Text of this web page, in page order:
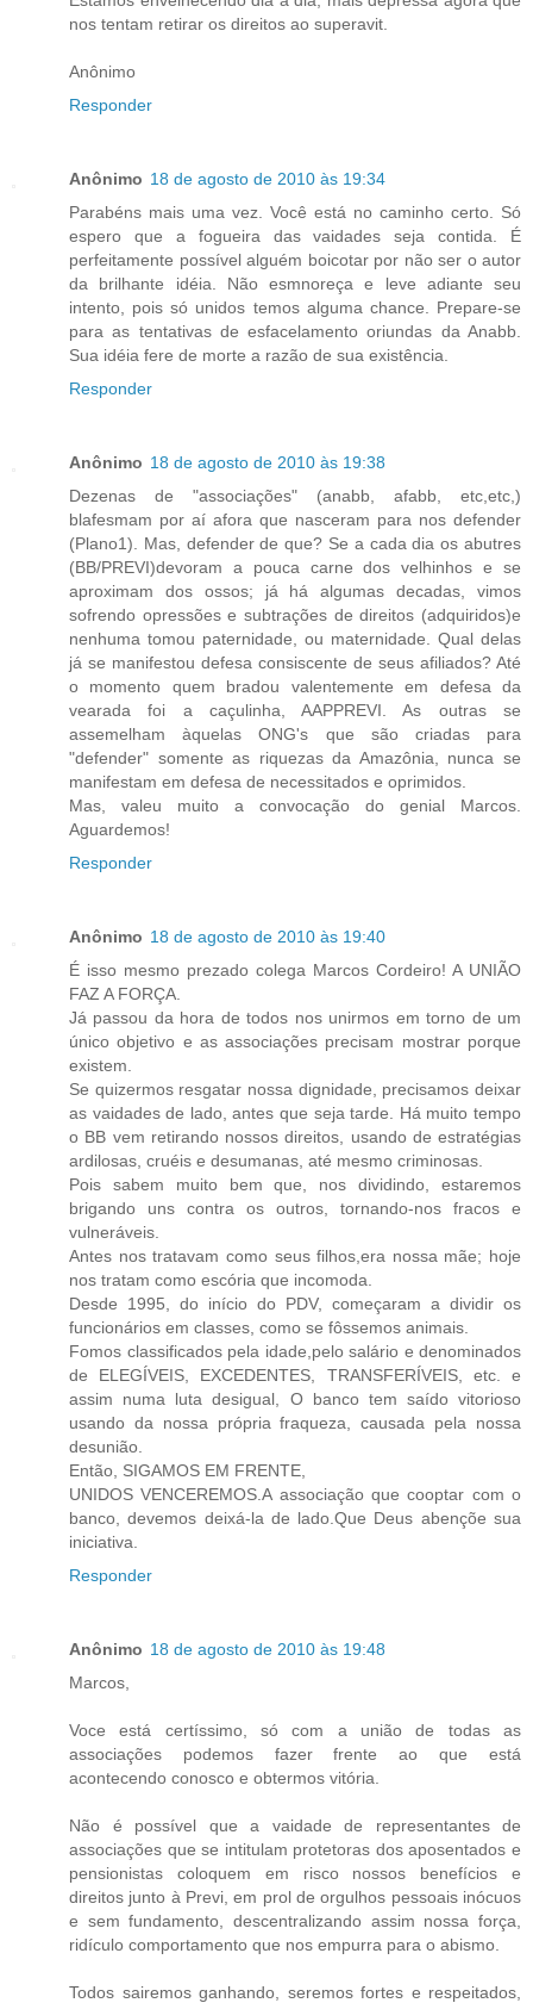
nos tentam retirar os direitos ao superavit.
Anônimo
Responder
Anônimo 18 de agosto de 2010 às 19:34
Parabéns mais uma vez. Você está no caminho certo. Só
espero que a fogueira das vaidades seja contida. É
perfeitamente possível alguém boicotar por não ser o autor
da brilhante idéia. Não esmnoreça e leve adiante seu
intento, pois só unidos temos alguma chance. Prepare-se
para as tentativas de esfacelamento oriundas da Anabb.
Sua idéia fere de morte a razão de sua existência.
Responder
Anônimo 18 de agosto de 2010 às 19:38
Dezenas de "associações" (anabb, afabb, etc,etc,)
blafesmam por aí afora que nasceram para nos defender
(Plano1). Mas, defender de que? Se a cada dia os abutres
(BB/PREVI)devoram a pouca carne dos velhinhos e se
aproximam dos ossos; já há algumas decadas, vimos
sofrendo opressões e subtrações de direitos (adquiridos)e
nenhuma tomou paternidade, ou maternidade. Qual delas
já se manifestou defesa consiscente de seus afiliados? Até
o momento quem bradou valentemente em defesa da
vearada foi a caçulinha, AAPPREVI. As outras se
assemelham àquelas ONG's que são criadas para
"defender" somente as riquezas da Amazônia, nunca se
manifestam em defesa de necessitados e oprimidos.
Mas, valeu muito a convocação do genial Marcos.
Aguardemos!
Responder
Anônimo 18 de agosto de 2010 às 19:40
É isso mesmo prezado colega Marcos Cordeiro! A UNIÃO
FAZ A FORÇA.
Já passou da hora de todos nos unirmos em torno de um
único objetivo e as associações precisam mostrar porque
existem.
Se quizermos resgatar nossa dignidade, precisamos deixar
as vaidades de lado, antes que seja tarde. Há muito tempo
o BB vem retirando nossos direitos, usando de estratégias
ardilosas, cruéis e desumanas, até mesmo criminosas.
Pois sabem muito bem que, nos dividindo, estaremos
brigando uns contra os outros, tornando-nos fracos e
vulneráveis.
Antes nos tratavam como seus filhos,era nossa mãe; hoje
nos tratam como escória que incomoda.
Desde 1995, do início do PDV, começaram a dividir os
funcionários em classes, como se fôssemos animais.
Fomos classificados pela idade,pelo salário e denominados
de ELEGÍVEIS, EXCEDENTES, TRANSFERÍVEIS, etc. e
assim numa luta desigual, O banco tem saído vitorioso
usando da nossa própria fraqueza, causada pela nossa
desunião.
Então, SIGAMOS EM FRENTE,
UNIDOS VENCEREMOS.A associação que cooptar com o
banco, devemos deixá-la de lado.Que Deus abençõe sua
iniciativa.
Responder
Anônimo 18 de agosto de 2010 às 19:48
Marcos,
Voce está certíssimo, só com a união de todas as
associações podemos fazer frente ao que está
acontecendo conosco e obtermos vitória.
Não é possível que a vaidade de representantes de
associações que se intitulam protetoras dos aposentados e
pensionistas coloquem em risco nossos benefícios e
direitos junto à Previ, em prol de orgulhos pessoais inócuos
e sem fundamento, descentralizando assim nossa força,
ridículo comportamento que nos empurra para o abismo.
Todos sairemos ganhando, seremos fortes e respeitados,